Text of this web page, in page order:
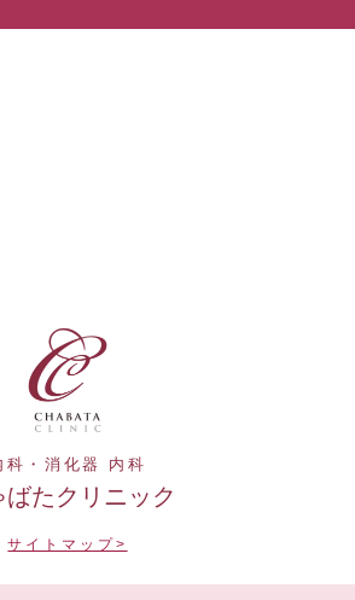
科・消化器 内科
ばたクリニック
サイトマップ>